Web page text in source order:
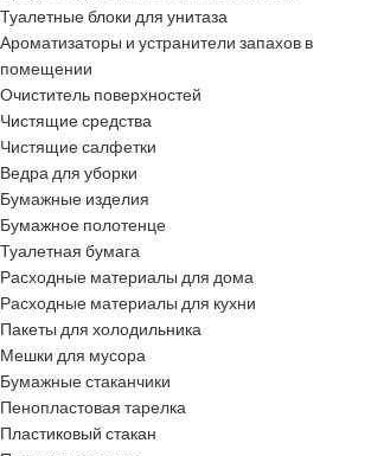
Туалетные блоки для унитаза
Ароматизаторы и устранители запахов в
помещении
Очиститель поверхностей
Чистящие средства
Чистящие салфетки
Ведра для уборки
Бумажные изделия
Бумажное полотенце
Туалетная бумага
Расходные материалы для дома
Расходные материалы для кухни
Пакеты для холодильника
Мешки для мусора
Бумажные стаканчики
Пенопластовая тарелка
Пластиковый стакан